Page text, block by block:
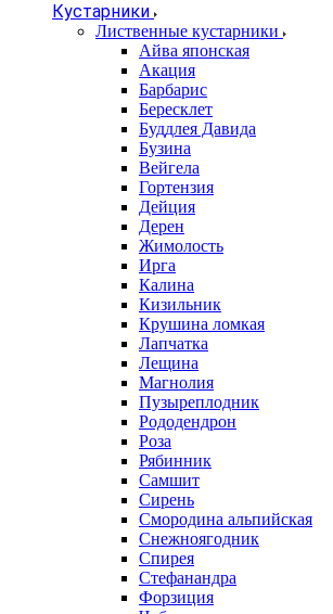
Кустарники
Лиственные кустарники
Айва японская
Акация
Барбарис
Бересклет
Буддлея Давида
Бузина
Вейгела
Гортензия
Дейция
Дерен
Жимолость
Ирга
Калина
Кизильник
Крушина ломкая
Лапчатка
Лещина
Магнолия
Пузыреплодник
Рододендрон
Роза
Рябинник
Самшит
Сирень
Смородина альпийская
Снежноягодник
Спирея
Стефанандра
Форзиция